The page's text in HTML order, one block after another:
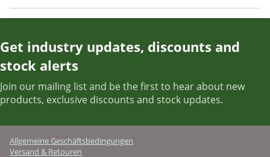
Get industry updates, discounts and
stock alerts
Join our mailing list and be the first to hear about new
products, exclusive discounts and stock updates.
Allgemeine Geschäftsbedingungen
Versand & Retouren